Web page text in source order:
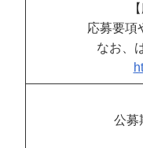
応募要項
なお、
公募